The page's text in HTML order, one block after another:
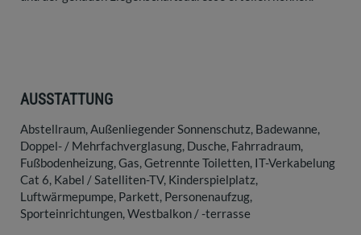
AUSSTATTUNG
Abstellraum Außenliegender Sonnenschutz Badewanne
Doppel- / Mehrfachverglasung Dusche Fahrradraum
Fußbodenheizung Gas Getrennte Toiletten IT-Verkabelung
Cat 6 Kabel / Satelliten-TV Kinderspielplatz
Luftwärmepumpe Parkett Personenaufzug
Sporteinrichtungen Westbalkon / -terrasse